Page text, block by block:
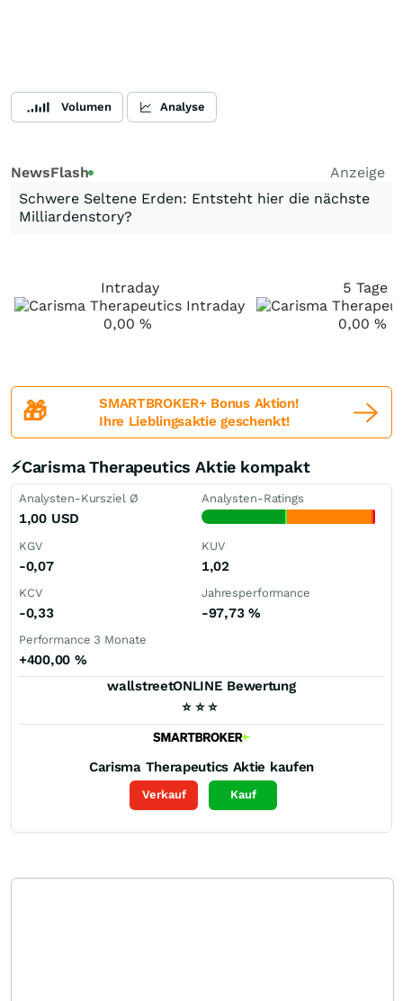
Volumen Analyse
NewsFlash
Anzeige
Schwere Seltene Erden: Entsteht hier die nächste
Milliardenstory?
Intraday
0,00 %
5 Tage
0,00 %
🎁
SMARTBROKER+ Bonus Aktion!
Ihre Lieblingsaktie geschenkt!
⚡Carisma Therapeutics Aktie kompakt
Analysten-Kursziel Ø
1,00 USD
Analysten-Ratings
KGV
-0,07
KUV
1,02
KCV
-0,33
Jahresperformance
-97,73 %
Performance 3 Monate
+400,00 %
wallstreetONLINE Bewertung
⭐ ⭐ ⭐
Carisma Therapeutics Aktie kaufen
Verkauf Kauf